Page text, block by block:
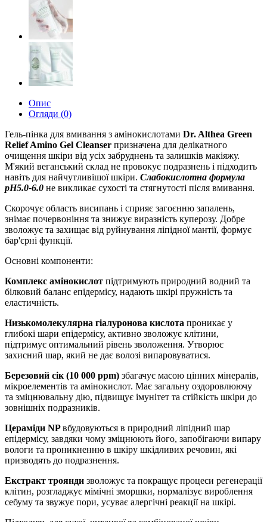
Опис
Огляди (0)
Гель-пінка для вмивання з амінокислотами Dr. Althea Green
Relief Amino Gel Cleanser призначена для делікатного
очищення шкіри від усіх забруднень та залишків макіяжу.
М'який веганський склад не провокує подразнень і підходить
навіть для найчутливішої шкіри. Слабокислотна формула
pH5.0-6.0 не викликає сухості та стягнутості після вмивання.
Скорочує область висипань і сприяє загоєнню запалень,
знімає почервоніння та знижує виразність куперозу. Добре
зволожує та захищає від руйнування ліпідної мантії, формує
бар'єрні функції.
Основні компоненти:
Комплекс амінокислот підтримують природний водний та
білковий баланс епідермісу, надають шкірі пружність та
еластичність.
Низькомолекулярна гіалуронова кислота проникає у
глибокі шари епідермісу, активно зволожує клітини,
підтримує оптимальний рівень зволоження. Утворює
захисний шар, який не дає волозі випаровуватися.
Березовий сік (10 000 ppm) збагачує масою цінних мінералів,
мікроелементів та амінокислот. Має загальну оздоровлюючу
та зміцнювальну дію, підвищує імунітет та стійкість шкіри до
зовнішніх подразників.
Цераміди NPвбудовуються в природний ліпідний шар
епідермісу, завдяки чому зміцнюють його, запобігаючи випару
вологи та проникненню в шкіру шкідливих речовин, які
призводять до подразнення.
Екстракт троянди зволожує та покращує процеси регенерації
клітин, розгладжує мімічні зморшки, нормалізує вироблення
себуму та звужує пори, усуває алергічні реакції на шкірі.